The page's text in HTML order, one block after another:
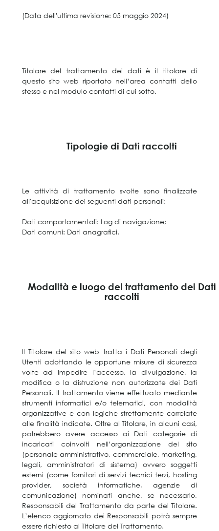
(Data dell'ultima revisione: 05 maggio 2024)
Titolare del trattamento dei dati è il titolare di
questo sito web riportato nell’area contatti dello
stesso e nel modulo contatti di cui sotto.
Tipologie di Dati raccolti
Le attività di trattamento svolte sono finalizzate
all'acquisizione dei seguenti dati personali:
Dati comportamentali: Log di navigazione;
Dati comuni: Dati anagrafici.
Modalità e luogo del trattamento dei Dati
raccolti
Il Titolare del sito web tratta i Dati Personali degli
Utenti adottando le opportune misure di sicurezza
volte ad impedire l’accesso, la divulgazione, la
modifica o la distruzione non autorizzate dei Dati
Personali. Il trattamento viene effettuato mediante
strumenti informatici e/o telematici, con modalità
organizzative e con logiche strettamente correlate
alle finalità indicate. Oltre al Titolare, in alcuni casi,
potrebbero avere accesso ai Dati categorie di
incaricati coinvolti nell’organizzazione del sito
(personale amministrativo, commerciale, marketing,
legali, amministratori di sistema) ovvero soggetti
esterni (come fornitori di servizi tecnici terzi, hosting
provider, società informatiche, agenzie di
comunicazione) nominati anche, se necessario,
Responsabili del Trattamento da parte del Titolare.
L’elenco aggiornato dei Responsabili potrà sempre
essere richiesto al Titolare del Trattamento.